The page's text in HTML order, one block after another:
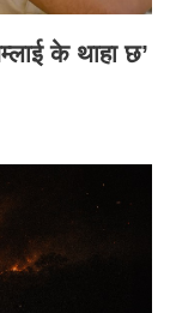
के थाहा छ’